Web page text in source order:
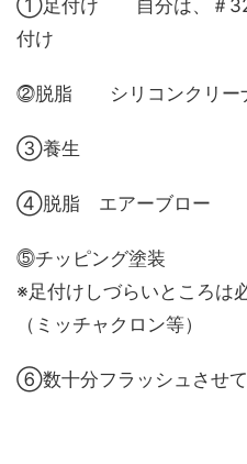
①足付け 自分は、＃
付け
⓶脱脂 シリコンクリー
③養生
④脱脂 エアーブロー
⓹チッピング塗装
※足付けしづらいところは
（ミッチャクロン等）
⑥数十分フラッシュさせ